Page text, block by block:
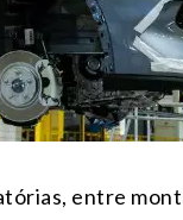
entre